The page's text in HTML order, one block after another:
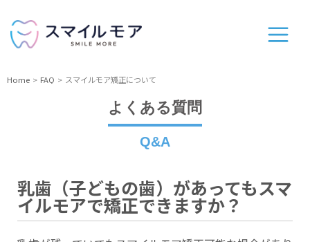
Home FAQ スマイルモア矯正について
よくある質問
Q&A
乳歯（子どもの歯）があってもスマ
イルモアで矯正できますか？